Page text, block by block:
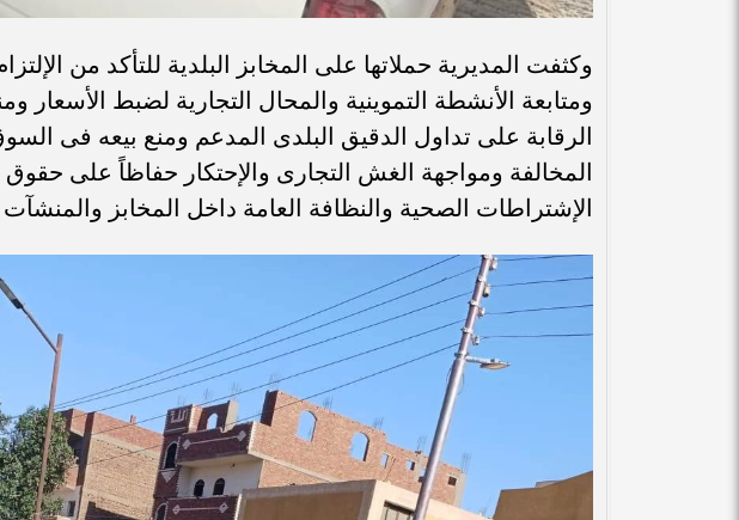
وكثفت المديرية حملاتها على المخابز البلدية للتأكد من
ومتابعة الأنشطة التموينية والمحال التجارية لضبط الأسعار
الرقابة على تداول الدقيق البلدى المدعم ومنع بيعه فى
المخالفة ومواجهة الغش التجارى والإحتكار حفاظاً على حقوق
الإشتراطات الصحية والنظافة العامة داخل المخابز والمنشآت